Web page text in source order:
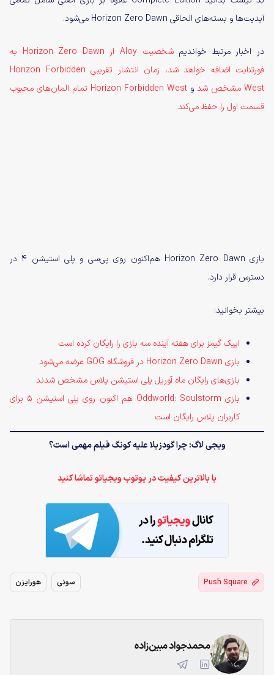
آپدیت‌ها و بسته‌های الحاقی Horizon‌ Zero Dawn می‌شود.
در اخبار مرتبط خواندیم
شخصیت Aloy از Horizon Zero‌ Dawn به
فورتنایت اضافه خواهد شد،
زمان انتشار تقریبی Horizon‌ Forbidden
West مشخص شد
و
Horizon‌ Forbidden West تمام المان‌های محبوب
قسمت اول را حفظ می‌کند.
بازی Horizon Zero Dawn هم‌اکنون روی پی‌سی و پلی استیشن ۴ در
دسترس قرار دارد.
بیشتر بخوانید:
اپیک گیمز برای هفته آینده سه بازی را رایگان کرده است
بازی Horizon‌ Zero‌ Dawn در فروشگاه GOG عرضه می‌شود
بازی‌های رایگان ماه آوریل پلی استیشن پلاس مشخص شدند
بازی Oddworld: Soulstorm هم اکنون روی پلی استیشن 5 برای
کاربران پلاس رایگان است
ویجی لاگ: چرا گودزیلا علیه کونگ فیلم مهمی است؟
با بالاترین کیفیت در یوتوب ویجیاتو تماشا کنید
Push Square سونی هورایزن
محمدجواد مبین‌زاده